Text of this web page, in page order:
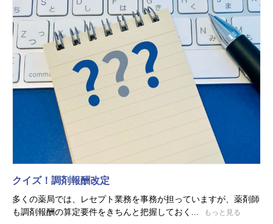
クイズ！調剤報酬改定
多くの薬局では、レセプト業務を事務が担っていますが、薬剤師
も調剤報酬の算定要件をきちんと把握しておく...
もっと見る